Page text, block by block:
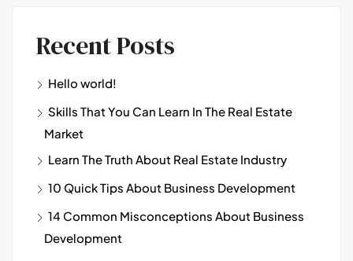
Recent Posts
Hello world!
Skills That You Can Learn In The Real Estate
Market
Learn The Truth About Real Estate Industry
10 Quick Tips About Business Development
14 Common Misconceptions About Business
Development